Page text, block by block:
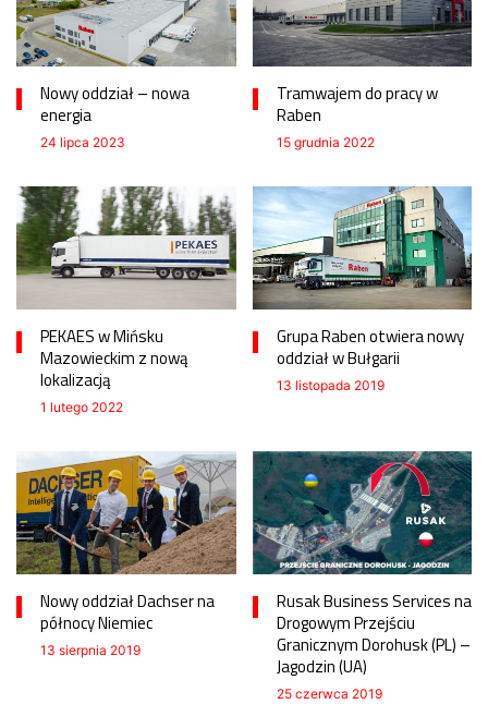
Nowy oddział – nowa
energia
24 lipca 2023
Tramwajem do pracy w
Raben
15 grudnia 2022
PEKAES w Mińsku
Mazowieckim z nową
lokalizacją
1 lutego 2022
Grupa Raben otwiera nowy
oddział w Bułgarii
13 listopada 2019
Nowy oddział Dachser na
północy Niemiec
13 sierpnia 2019
Rusak Business Services na
Drogowym Przejściu
Granicznym Dorohusk (PL) –
Jagodzin (UA)
25 czerwca 2019